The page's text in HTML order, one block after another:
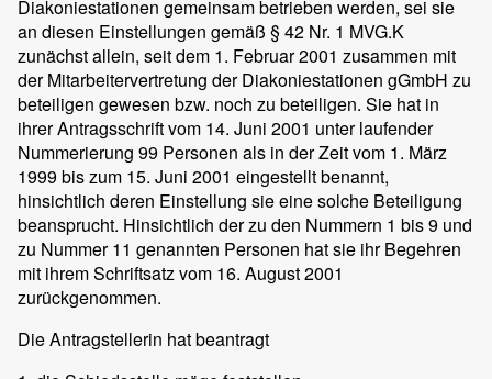
Diakoniestationen gemeinsam betrieben werden, sei sie
an diesen Einstellungen gemäß § 42 Nr. 1 MVG.K
zunächst allein, seit dem 1. Februar 2001 zusammen mit
der Mitarbeitervertretung der Diakoniestationen gGmbH zu
beteiligen gewesen bzw. noch zu beteiligen. Sie hat in
ihrer Antragsschrift vom 14. Juni 2001 unter laufender
Nummerierung 99 Personen als in der Zeit vom 1. März
1999 bis zum 15. Juni 2001 eingestellt benannt,
hinsichtlich deren Einstellung sie eine solche Beteiligung
beansprucht. Hinsichtlich der zu den Nummern 1 bis 9 und
zu Nummer 11 genannten Personen hat sie ihr Begehren
mit ihrem Schriftsatz vom 16. August 2001
zurückgenommen.
Die Antragstellerin hat beantragt